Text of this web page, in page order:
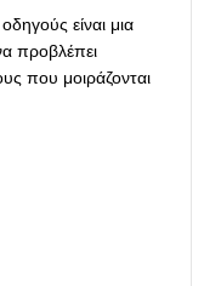
είναι μια
προβλέπει
που μοιράζονται